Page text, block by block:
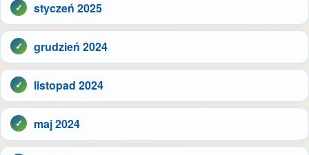
styczeń 2025
grudzień 2024
listopad 2024
maj 2024